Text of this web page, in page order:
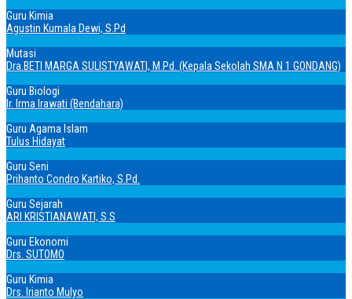
Guru Kimia
Agustin Kumala Dewi, S.Pd
Mutasi
Dra.BETI MARGA SULISTYAWATI, M.Pd. (Kepala Sekolah SMA N 1 GONDANG)
Guru Biologi
Ir. Irma Irawati (Bendahara)
Guru Agama Islam
Tulus Hidayat
Guru Seni
Prihanto Condro Kartiko, S.Pd.
Guru Sejarah
ARI KRISTIANAWATI, S.S
Guru Ekonomi
Drs. SUTOMO
Guru Kimia
Drs. Irianto Mulyo